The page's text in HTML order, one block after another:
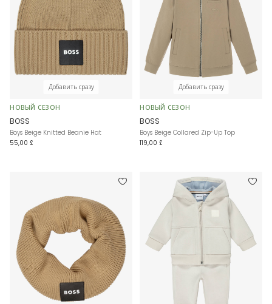
Добавить сразу
НОВЫЙ СЕЗОН
BOSS
Boys Beige Knitted Beanie Hat
55,00 £
Добавить сразу
НОВЫЙ СЕЗОН
BOSS
Boys Beige Collared Zip-Up Top
119,00 £